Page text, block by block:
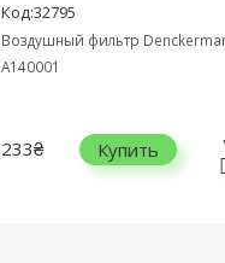
Код:32795
Воздушный фильтр
A140001
233₴ Купить